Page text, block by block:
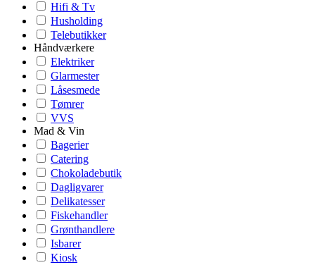
Hifi & Tv
Husholding
Telebutikker
Håndværkere
Elektriker
Glarmester
Låsesmede
Tømrer
VVS
Mad & Vin
Bagerier
Catering
Chokoladebutik
Dagligvarer
Delikatesser
Fiskehandler
Grønthandlere
Isbarer
Kiosk